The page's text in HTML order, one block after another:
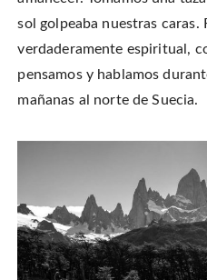
sol golpeaba nuestras caras.
verdaderamente espiritual,
pensamos y hablamos
mañanas al norte de Suecia.